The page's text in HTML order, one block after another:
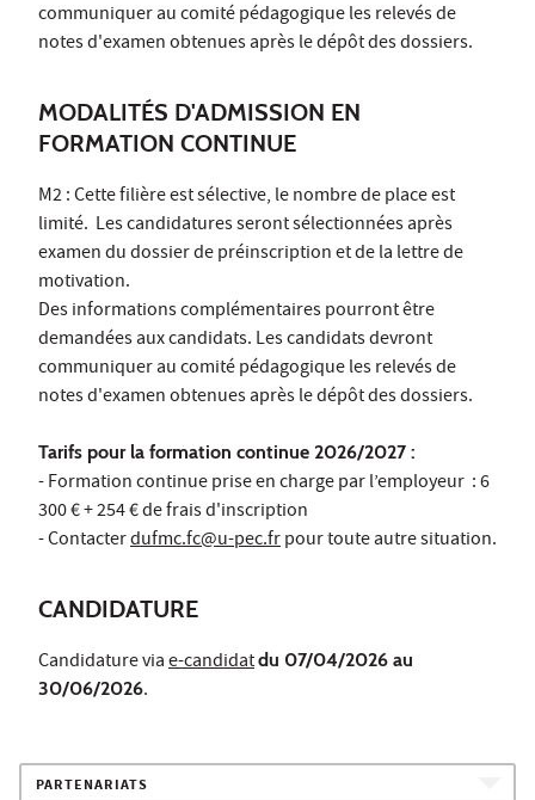
communiquer au comité pédagogique les relevés de
notes d'examen obtenues après le dépôt des dossiers.
MODALITÉS D'ADMISSION EN
FORMATION CONTINUE
M2 : Cette filière est sélective, le nombre de place est
limité. Les candidatures seront sélectionnées après
examen du dossier de préinscription et de la lettre de
motivation.
Des informations complémentaires pourront être
demandées aux candidats. Les candidats devront
communiquer au comité pédagogique les relevés de
notes d'examen obtenues après le dépôt des dossiers.
Tarifs pour la formation continue 2026/2027 :
- Formation continue prise en charge par l’employeur : 6
300 € + 254 € de frais d'inscription
- Contacterdufmc.fc@u-pec.frpour toute autre situation.
CANDIDATURE
Candidature viae-candidatdu 07/04/2026 au
30/06/2026.
PARTENARIATS